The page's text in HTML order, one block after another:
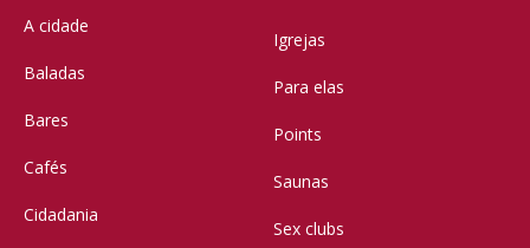
A cidade
Baladas
Bares
Cafés
Cidadania
Igrejas
Para elas
Points
Saunas
Sex clubs